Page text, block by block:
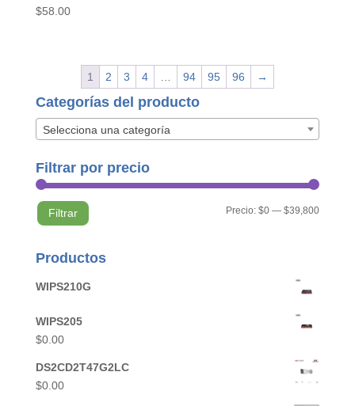
$58.00
1 2 3 4 … 94 95 96 →
Categorías del producto
Selecciona una categoría
Filtrar por precio
Precio
Precio
Filtrar Precio:$0 —$39,800
Productos
WIPS210G
WIPS205
$0.00
DS2CD2T47G2LC
$0.00